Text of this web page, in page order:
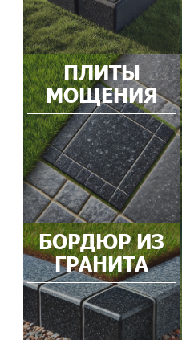
ПЛИТЫ
МОЩЕНИЯ
БОРДЮР ИЗ
ГРАНИТА